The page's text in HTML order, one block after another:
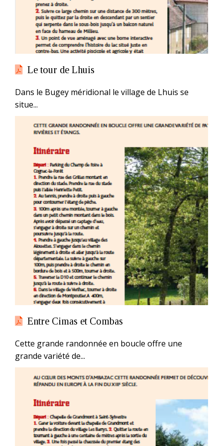
Le tour de Lhuis
Dans le Bugey méridional le village de Lhuis se
situe...
Entre Cimas et Combas
Cette grande randonnée en boucle offre une
grande variété de...